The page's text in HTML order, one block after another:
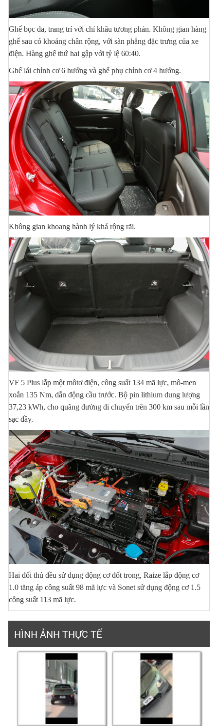
Ghế bọc da, trang trí với chỉ khâu tương phản. Không gian hàng
ghế sau có khoảng chân rộng, với sàn phẳng đặc trưng của xe
điện. Hàng ghế thứ hai gập với tỷ lệ 60:40.
Ghế lái chỉnh cơ 6 hướng và ghế phụ chỉnh cơ 4 hướng.
Không gian khoang hành lý khá rộng rãi.
VF 5 Plus lắp một môtơ điện, công suất 134 mã lực, mô-men
xoắn 135 Nm, dẫn động cầu trước. Bộ pin lithium dung lượng
37,23 kWh, cho quãng đường di chuyển trên 300 km sau mỗi lần
sạc đầy.
Hai đối thủ đều sử dụng động cơ đốt trong, Raize lắp động cơ
1.0 tăng áp công suất 98 mã lực và Sonet sử dụng động cơ 1.5
công suất 113 mã lực.
HÌNH ẢNH THỰC TẾ